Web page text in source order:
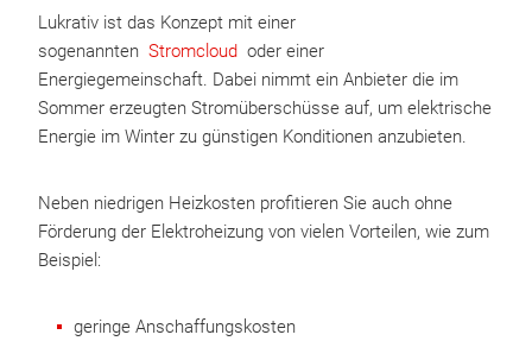
Lukrativ ist das Konzept mit einer
sogenannten Stromcloud oder einer
Energiegemeinschaft. Dabei nimmt ein Anbieter die im
Sommer erzeugten Stromüberschüsse auf, um elektrische
Energie im Winter zu günstigen Konditionen anzubieten.
Neben niedrigen Heizkosten profitieren Sie auch ohne
Förderung der Elektroheizung von vielen Vorteilen, wie zum
Beispiel:
geringe Anschaffungskosten